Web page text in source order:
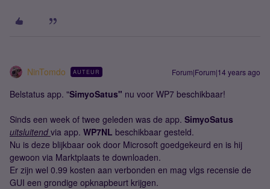
NinTomdo AUTEUR Forum|Forum|14 years ago
Belstatus app. "SimyoSatus" nu voor WP7 beschikbaar!
Sinds een week of twee geleden was de app. SimyoSatus
uitsluitendvia app. WP7NL beschikbaar gesteld.
Nu is deze blijkbaar ook door Microsoft goedgekeurd en is hij
gewoon via Marktplaats te downloaden.
Er zijn wel 0.99 kosten aan verbonden en mag vlgs recensie de
GUI een grondige opknapbeurt krijgen.